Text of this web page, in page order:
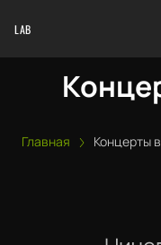
LAB
Главная Концерты